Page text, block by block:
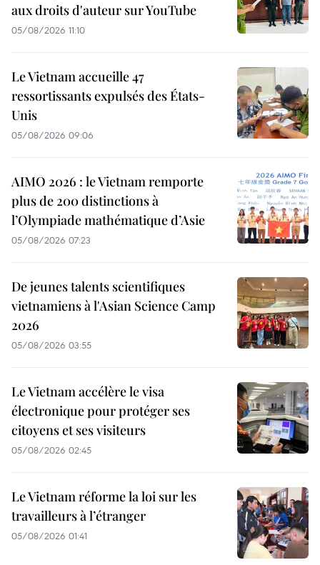
aux droits d'auteur sur YouTube
05/08/2026 11:10
Le Vietnam accueille 47
ressortissants expulsés des États-
Unis
05/08/2026 09:06
AIMO 2026 : le Vietnam remporte
plus de 200 distinctions à
l’Olympiade mathématique d’Asie
05/08/2026 07:23
De jeunes talents scientifiques
vietnamiens à l'Asian Science Camp
2026
05/08/2026 03:55
Le Vietnam accélère le visa
électronique pour protéger ses
citoyens et ses visiteurs
05/08/2026 02:45
Le Vietnam réforme la loi sur les
travailleurs à l’étranger
05/08/2026 01:41